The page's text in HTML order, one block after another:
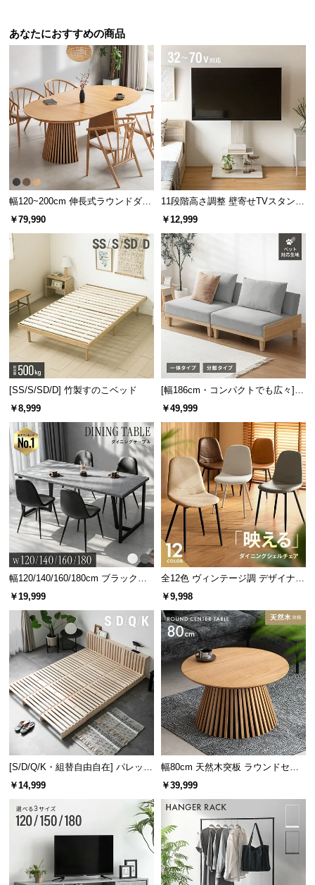
た場合、新しくご交換させて頂きます。
あなたにおすすめの商品
幅120~200cm 伸長式ラウンドダイ
ニングテーブル 6人掛け 天然木突
￥79,990
11段階高さ調整 壁寄せTVスタンド
キャスター付き 上下左右角度調節
￥12,999
[SS/S/SD/D] 竹製すのこベッド
￥8,999
[幅186cm・コンパクトでも広々] 3
人掛けソファベッド リクライニン
￥49,999
幅120/140/160/180cm ブラックフ
レーム ダイニング 大理石調 4人掛
￥19,999
全12色 ヴィンテージ調 デザイナー
ズシェルチェア
￥9,998
[S/D/Q/K・組替自由自在] パレット
ベッド 8/12/16枚セット
￥14,999
幅80cm 天然木突板 ラウンドセン
ターテーブル 美しい格子デザイン
￥39,999